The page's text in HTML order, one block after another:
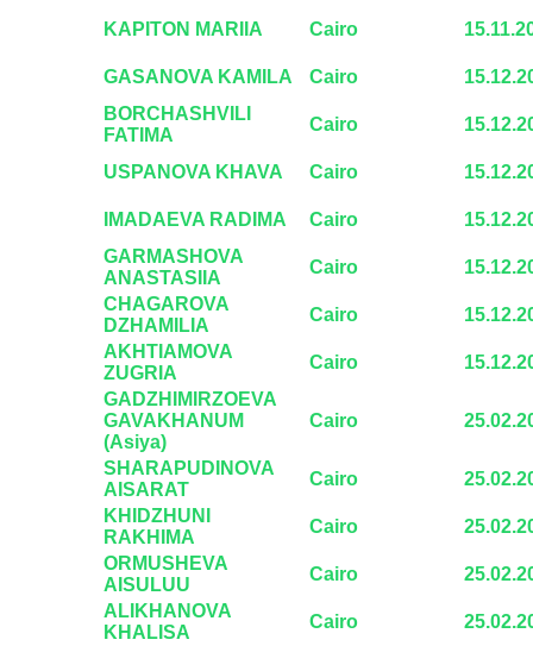
KAPITON MARIIA Cairo
GASANOVA KAMILA Cairo
BORCHASHVILI
FATIMA
Cairo
USPANOVA KHAVA Cairo
IMADAEVA RADIMA Cairo
GARMASHOVA
ANASTASIIA
Cairo
CHAGAROVA
DZHAMILIA
Cairo
AKHTIAMOVA
ZUGRIA
Cairo
GADZHIMIRZOEVA
GAVAKHANUM
(Asiya)
Cairo
SHARAPUDINOVA
AISARAT
Cairo
KHIDZHUNI
RAKHIMA
Cairo
ORMUSHEVA
AISULUU
Cairo
ALIKHANOVA
KHALISA
Cairo